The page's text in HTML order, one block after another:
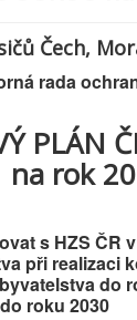
Čech,
rada
PLÁN
na rok
s HZS ČR
při realizaci
do
roku 2030